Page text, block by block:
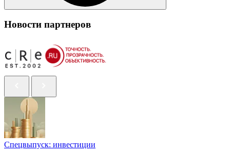
Новости партнеров
Спецвыпуск: инвестиции